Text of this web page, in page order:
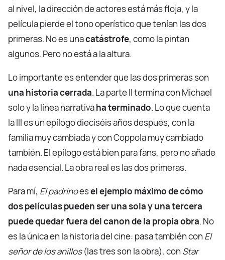
al nivel, la dirección de actores está más floja, y la
película pierde el tono operístico que tenían las dos
primeras. No es unacatástrofe, como la pintan
algunos. Pero no está a la altura.
Lo importante es entender que las dos primeras son
una historia cerrada. La parte II termina con Michael
solo y la línea narrativaha terminado. Lo que cuenta
la III es un epílogo dieciséis años después, con la
familia muy cambiada y con Coppola muy cambiado
también. El epílogo está bien para fans, pero no añade
nada esencial. La obra real es las dos primeras.
Para mí, El padrinoesel ejemplo máximo de cómo
dos películas pueden ser una sola y una tercera
puede quedar fuera del canon de la propia obra. No
es la única en la historia del cine: pasa también con El
señor de los anillos(las tres son la obra), con Star